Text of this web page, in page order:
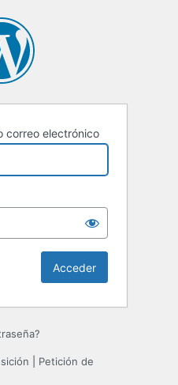
correo electrónico
Petición de